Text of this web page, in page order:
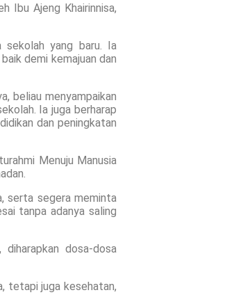
Ibu Ajeng Khairinnisa,
sekolah yang baru. Ia
demi kemajuan dan
beliau menyampaikan
Ia juga berharap
dan peningkatan
Menuju Manusia
serta segera meminta
tanpa adanya saling
dosa-dosa
tetapi juga kesehatan,